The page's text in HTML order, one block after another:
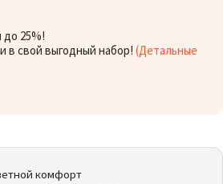
до 25%!
в свой выгодный набор! (Детальные
комфорт